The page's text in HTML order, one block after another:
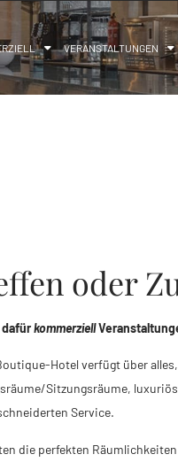
VERANSTALTUNGEN
oder
dafürkommerziell
Hotel verfügt über
Sitzungsräume,
Service.
die perfekten